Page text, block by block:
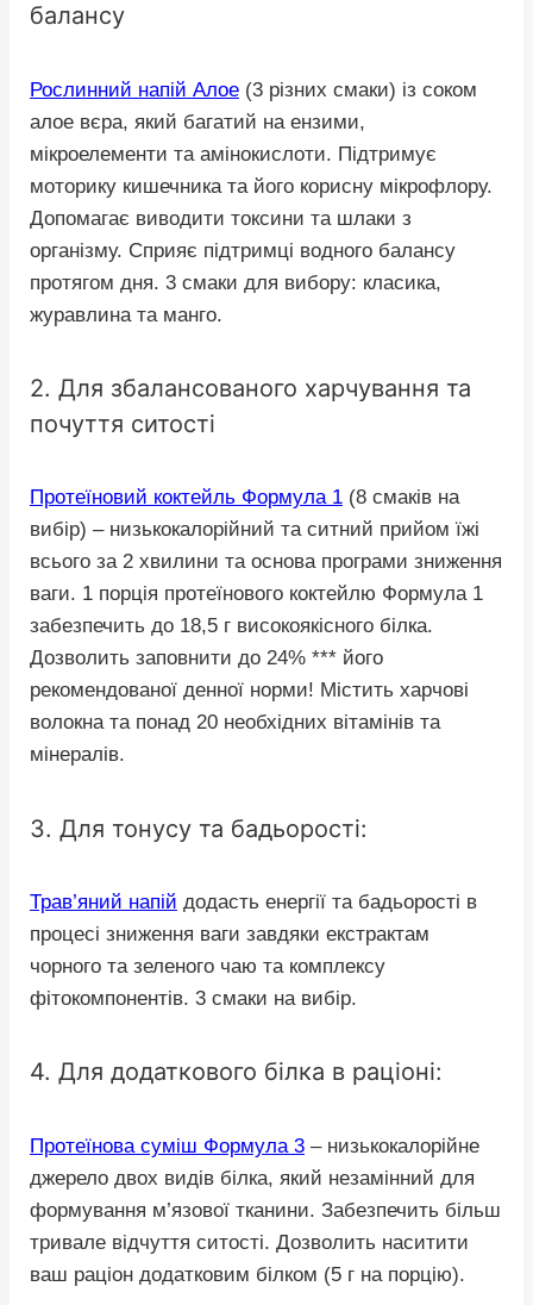
балансу
Рослинний напій Алое (3 різних смаки) із соком
алое вєра, який багатий на ензими,
мікроелементи та амінокислоти. Підтримує
моторику кишечника та його корисну мікрофлору.
Допомагає виводити токсини та шлаки з
організму. Сприяє підтримці водного балансу
протягом дня. 3 смаки для вибору: класика,
журавлина та манго.
2. Для збалансованого харчування та
почуття ситості
Протеїновий коктейль Формула 1 (8 смаків на
вибір) – низькокалорійний та ситний прийом їжі
всього за 2 хвилини та основа програми зниження
ваги. 1 порція протеїнового коктейлю Формула 1
забезпечить до 18,5 г високоякісного білка.
Дозволить заповнити до 24% *** його
рекомендованої денної норми! Містить харчові
волокна та понад 20 необхідних вітамінів та
мінералів.
3. Для тонусу та бадьорості:
Трав’яний напій додасть енергії та бадьорості в
процесі зниження ваги завдяки екстрактам
чорного та зеленого чаю та комплексу
фітокомпонентів. 3 смаки на вибір.
4. Для додаткового білка в раціоні:
Протеїнова суміш Формула 3 – низькокалорійне
джерело двох видів білка, який незамінний для
формування м’язової тканини. Забезпечить більш
тривале відчуття ситості. Дозволить наситити
ваш раціон додатковим білком (5 г на порцію).